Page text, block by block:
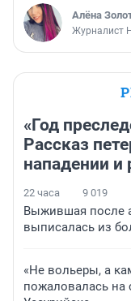
Алёна
Журналист
«Год
Рассказ
нападении и
22 часа 9 019
Выжившая после
выписалась из
«Не вольеры, а
пожаловалась на